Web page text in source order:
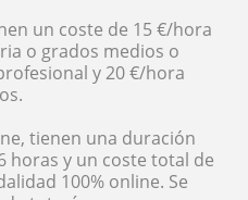
un coste de 15 €/hora
o grados medios o
y 20 €/hora
tienen una duración
horas y un coste total de
100% online. Se